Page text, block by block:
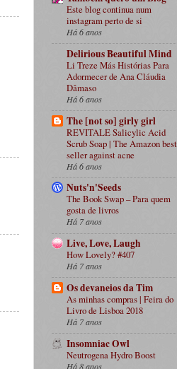
Este blog continua num
instagram perto de si
Há 6 anos
Delirious Beautiful Mind
Li Treze Más Histórias Para
Adormecer de Ana Cláudia
Dâmaso
Há 6 anos
The [not so] girly girl
REVITALE Salicylic Acid
Scrub Soap | The Amazon best
seller against acne
Há 6 anos
Nuts'n'Seeds
The Book Swap – Para quem
gosta de livros
Há 7 anos
Live, Love, Laugh
How Lovely? #407
Há 7 anos
Os devaneios da Tim
As minhas compras | Feira do
Livro de Lisboa 2018
Há 7 anos
Insomniac Owl
Neutrogena Hydro Boost
Há 8 anos